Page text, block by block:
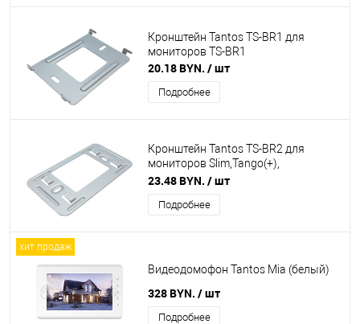
Кронштейн Tantos TS-BR1 для
мониторов TS-BR1
20.18 BYN. / шт
Подробнее
Кронштейн Tantos TS-BR2 для
мониторов Slim,Tango(+),
Sherlock(+), Stark
23.48 BYN. / шт
Подробнее
хит продаж
Видеодомофон Tantos Mia (белый)
328 BYN. / шт
Подробнее